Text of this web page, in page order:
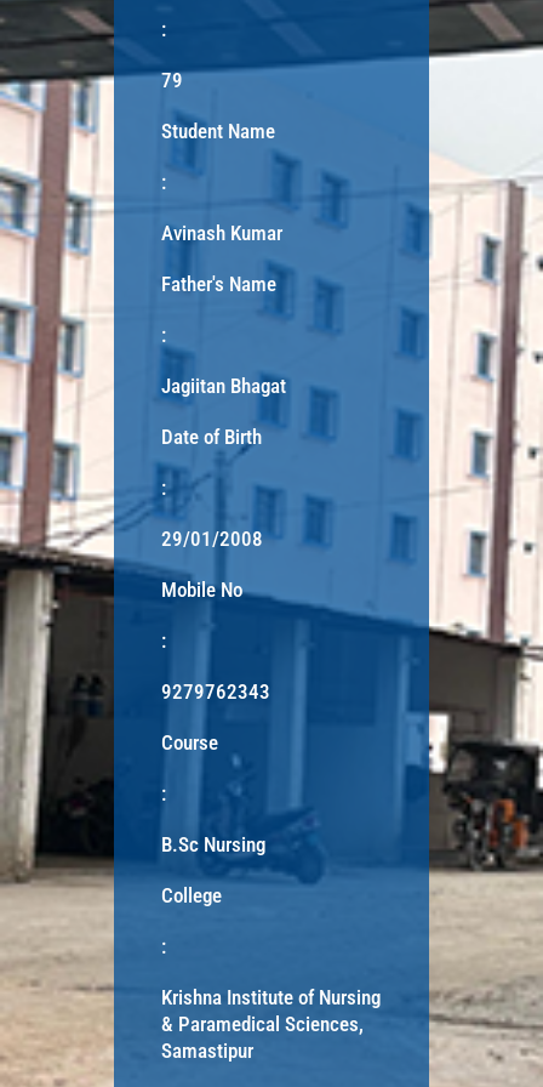
:
79
Student Name
:
Avinash Kumar
Father's Name
:
Jagiitan Bhagat
Date of Birth
:
29/01/2008
Mobile No
:
9279762343
Course
:
B.Sc Nursing
College
:
Krishna Institute of Nursing
& Paramedical Sciences,
Samastipur